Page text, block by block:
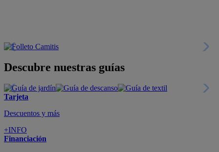
Descubre nuestras guías
Tarjeta
Descuentos y más
+INFO
Financiación